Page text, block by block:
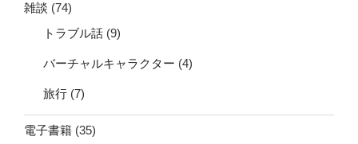
雑談 (74)
トラブル話 (9)
バーチャルキャラクター (4)
旅行 (7)
電子書籍 (35)